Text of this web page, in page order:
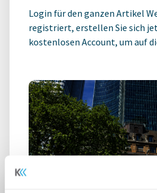
Login für den ganzen Artikel
registriert, erstellen Sie sich
kostenlosen Account, um auf